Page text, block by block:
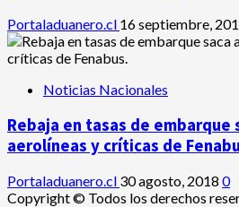
Portaladuanero.cl 16 septiembre,
Noticias Nacionales
Rebaja en tasas de embarque
aerolíneas y críticas de
Portaladuanero.cl 30 agosto, 2018 0
Copyright © Todos los derechos